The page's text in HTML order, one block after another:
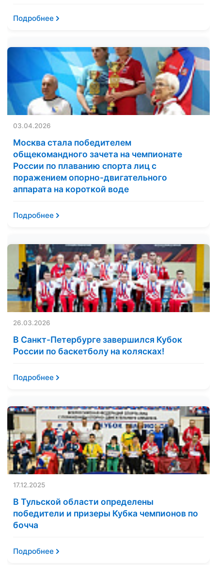
Подробнее
03.04.2026
Москва стала победителем
общекомандного зачета на чемпионате
России по плаванию спорта лиц с
поражением опорно-двигательного
аппарата на короткой воде
Подробнее
26.03.2026
В Санкт-Петербурге завершился Кубок
России по баскетболу на колясках!
Подробнее
17.12.2025
В Тульской области определены
победители и призеры Кубка чемпионов по
бочча
Подробнее